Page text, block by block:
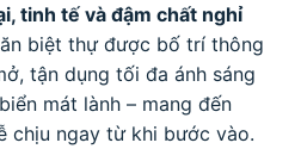
tinh tế và đậm chất nghỉ
biệt thự được bố trí thông
tận dụng tối đa ánh sáng
mát lành – mang đến
chịu ngay từ khi bước vào.